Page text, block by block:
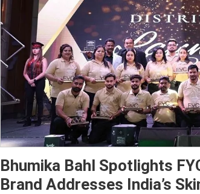
Bhumika Bahl Spotlights
Brand Addresses India’s